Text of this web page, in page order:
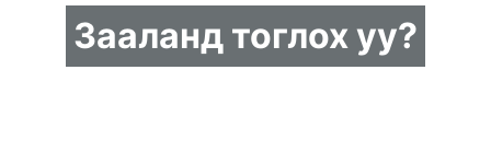
Зааланд тоглох уу?